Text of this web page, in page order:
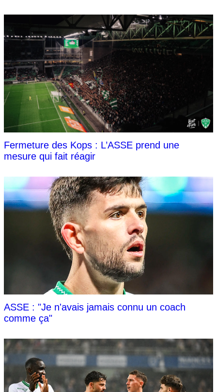
Fermeture des Kops : L’ASSE prend une
mesure qui fait réagir
ASSE : "Je n'avais jamais connu un coach
comme ça"